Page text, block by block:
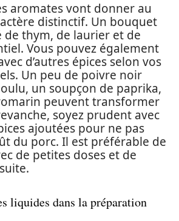
aromates vont donner au
distinctif. Un bouquet
de thym, de laurier et de
Vous pouvez également
d’autres épices selon vos
Un peu de poivre noir
un soupçon de paprika,
peuvent transformer
soyez prudent avec
ajoutées pour ne pas
du porc. Il est préférable de
de petites doses et de
liquides dans la préparation